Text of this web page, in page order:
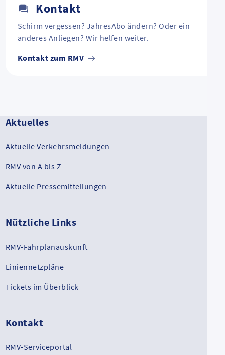
Kontakt
Schirm vergessen? JahresAbo ändern? Oder ein
anderes Anliegen? Wir helfen weiter.
Kontakt zum RMV
Aktuelles
Aktuelle Verkehrsmeldungen
RMV von A bis Z
Aktuelle Pressemitteilungen
Nützliche Links
RMV-Fahrplanauskunft
Liniennetzpläne
Tickets im Überblick
Kontakt
RMV-Serviceportal